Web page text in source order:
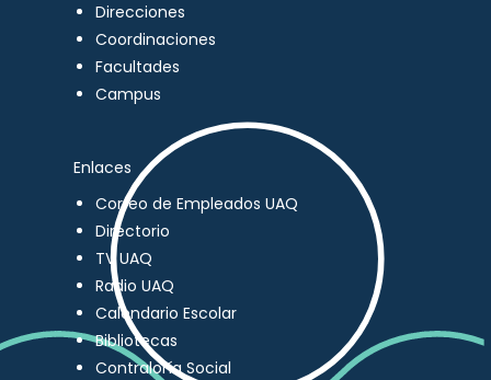
Direcciones
Coordinaciones
Facultades
Campus
Enlaces
Correo de Empleados UAQ
Directorio
TV UAQ
Radio UAQ
Calendario Escolar
Bibliotecas
Contraloría Social